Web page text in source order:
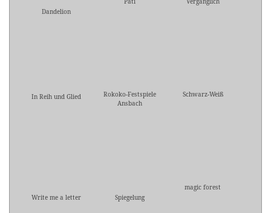
Dandelion
In Reih und Glied
Rokoko-Festspiele
Ansbach
Schwarz-Weiß
Write me a letter Spiegelung
magic forest